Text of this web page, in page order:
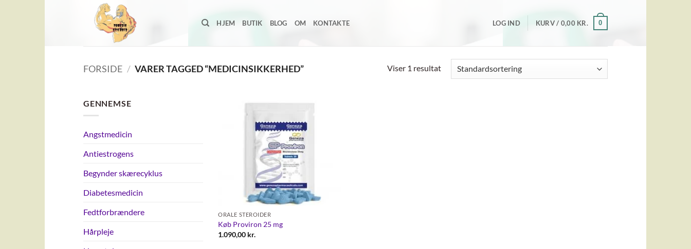
HJEM BUTIK BLOG OM KONTAKTE LOG IND KURV / 0,00 KR. 0
FORSIDE / VARER TAGGED “MEDICINSIKKERHED” Viser 1 resultat
GENNEMSE
Angstmedicin
Antiestrogens
Begynder skærecyklus
Diabetesmedicin
Fedtforbrændere
Hårpleje
ORALE STEROIDER
Køb Proviron 25 mg
1.090,00 kr.